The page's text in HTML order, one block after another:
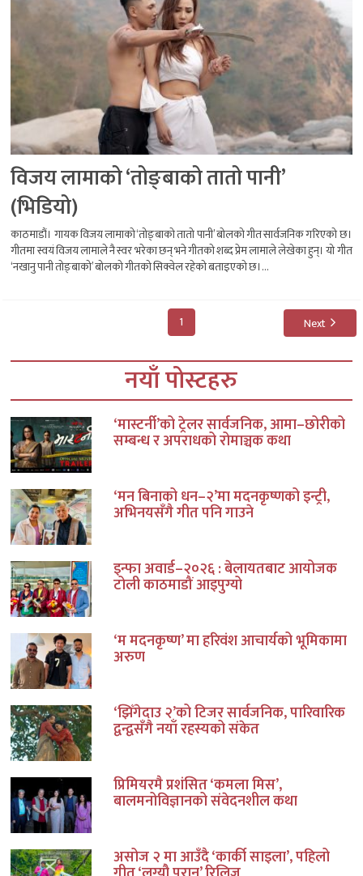
विजय लामाको ‘तोङ्बाको तातो पानी’
(भिडियो)
काठमाडौं। गायक विजय लामाको ‘तोङ्बाको तातो पानी’ बोलको गीत सार्वजनिक गरिएको छ।
गीतमा स्वयं विजय लामाले नै स्वर भरेका छन् भने गीतको शब्द प्रेम लामाले लेखेका हुन्। यो गीत
‘नखानु पानी तोङ्बाको’ बोलको गीतको सिक्वेल रहेको बताइएको छ।...
1 Next
नयाँ पोस्टहरु
‘मास्टर्नी’को ट्रेलर सार्वजनिक, आमा–छोरीको
सम्बन्ध र अपराधको रोमाञ्चक कथा
‘मन बिनाको धन–२’मा मदनकृष्णको इन्ट्री,
अभिनयसँगै गीत पनि गाउने
इन्फा अवार्ड–२०२६ : बेलायतबाट आयोजक
टोली काठमाडौं आइपुग्यो
‘म मदनकृष्ण’ मा हरिवंश आचार्यको भूमिकामा
अरुण
‘झिँगेदाउ २’को टिजर सार्वजनिक, पारिवारिक
द्वन्द्वसँगै नयाँ रहस्यको संकेत
प्रिमियरमै प्रशंसित ‘कमला मिस’,
बालमनोविज्ञानको संवेदनशील कथा
असोज २ मा आउँदै ‘कार्की साइला’, पहिलो